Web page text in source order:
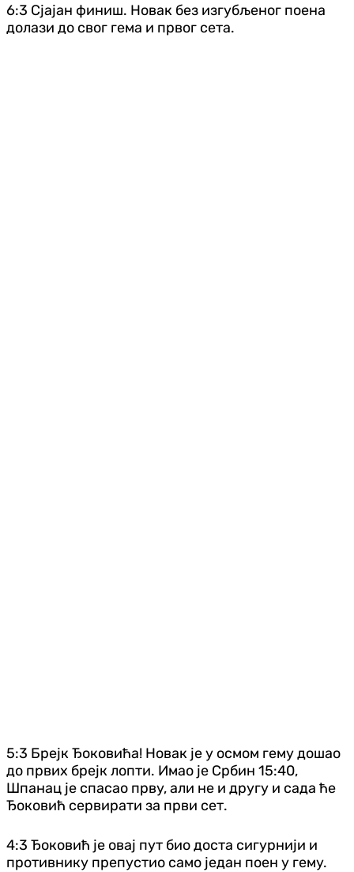
6:3 Сјајан финиш. Новак без изгубљеног поена
долази до свог гема и првог сета.
5:3 Брејк Ђоковића! Новак је у осмом гему дошао
до првих брејк лопти. Имао је Србин 15:40,
Шпанац је спасао прву, али не и другу и сада ће
Ђоковић сервирати за први сет.
4:3 Ђоковић је овај пут био доста сигурнији и
противнику препустио само један поен у гему.